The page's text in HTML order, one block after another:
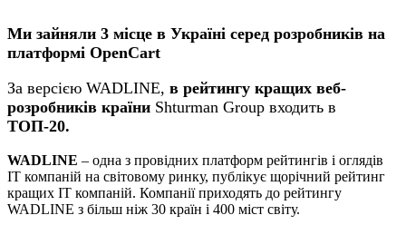
Ми зайняли 3 місце в Україні серед розробників на
платформі OpenCart
За версією WADLINE, в рейтингу кращих веб-
розробників країни Shturman Group входить в
ТОП-20.
WADLINE – одна з провідних платформ рейтингів і оглядів
IT компаній на світовому ринку, публікує щорічний рейтинг
кращих IT компаній. Компанії приходять до рейтингу
WADLINE з більш ніж 30 країн і 400 міст світу.